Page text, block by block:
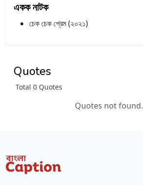
একক নাটক
চেক চেক প্রেম (২০২১)
Quotes
Total 0 Quotes
Quotes not found.